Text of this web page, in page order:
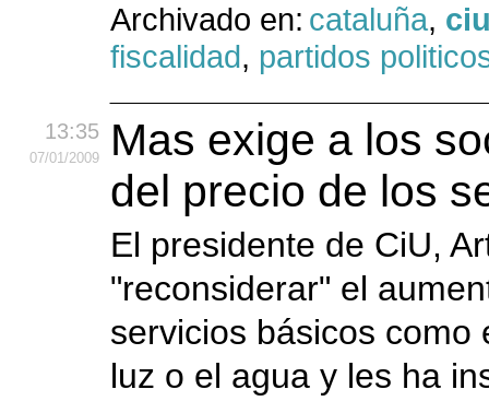
Archivado en: cataluña,
fiscalidad, partidos
13:35
07/01/2009
Mas exige a los
del precio de los
El presidente de CiU,
"reconsiderar" el
servicios básicos como
luz o el agua y les ha